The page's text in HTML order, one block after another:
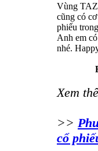
Vùng
cũng có
phiếu
Anh em
nhé.
Xem
>>
cổ